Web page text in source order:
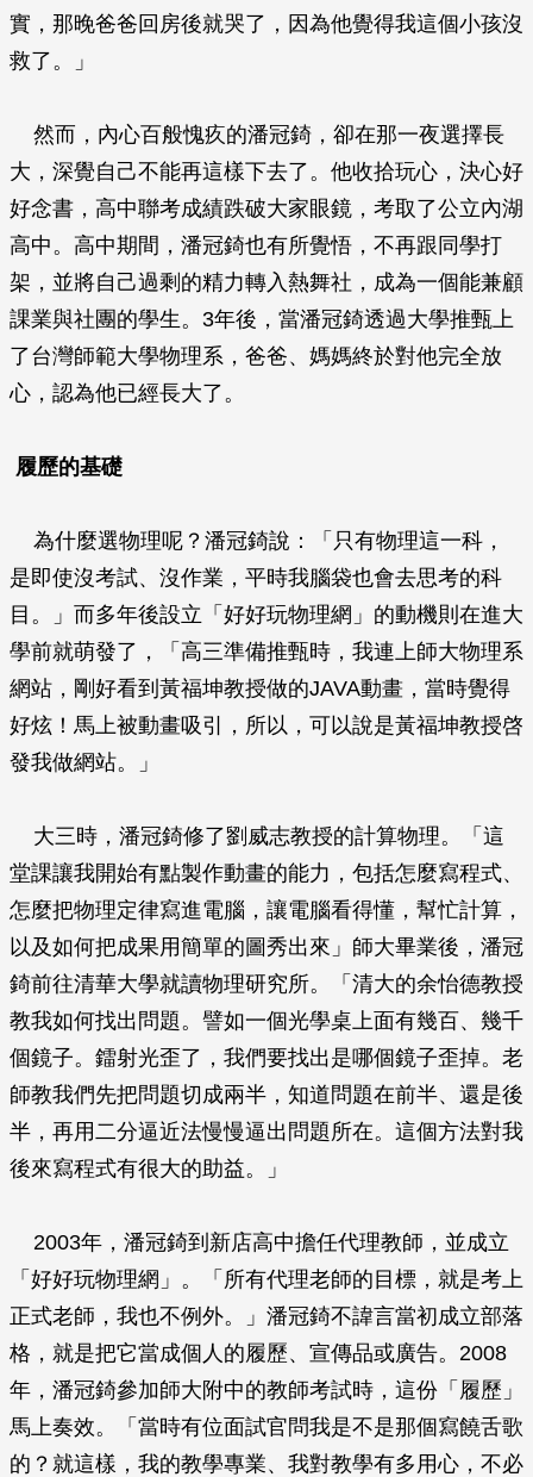
實，那晚爸爸回房後就哭了，因為他覺得我這個小孩沒
救了。」
然而，內心百般愧疚的潘冠錡，卻在那一夜選擇長
大，深覺自己不能再這樣下去了。他收拾玩心，決心好
好念書，高中聯考成績跌破大家眼鏡，考取了公立內湖
高中。高中期間，潘冠錡也有所覺悟，不再跟同學打
架，並將自己過剩的精力轉入熱舞社，成為一個能兼顧
課業與社團的學生。3年後，當潘冠錡透過大學推甄上
了台灣師範大學物理系，爸爸、媽媽終於對他完全放
心，認為他已經長大了。
履歷的基礎
為什麼選物理呢？潘冠錡說：「只有物理這一科，
是即使沒考試、沒作業，平時我腦袋也會去思考的科
目。」而多年後設立「好好玩物理網」的動機則在進大
學前就萌發了，「高三準備推甄時，我連上師大物理系
網站，剛好看到黃福坤教授做的JAVA動畫，當時覺得
好炫！馬上被動畫吸引，所以，可以說是黃福坤教授啓
發我做網站。」
大三時，潘冠錡修了劉威志教授的計算物理。「這
堂課讓我開始有點製作動畫的能力，包括怎麼寫程式、
怎麼把物理定律寫進電腦，讓電腦看得懂，幫忙計算，
以及如何把成果用簡單的圖秀出來」師大畢業後，潘冠
錡前往清華大學就讀物理研究所。「清大的余怡德教授
教我如何找出問題。譬如一個光學桌上面有幾百、幾千
個鏡子。鐳射光歪了，我們要找出是哪個鏡子歪掉。老
師教我們先把問題切成兩半，知道問題在前半、還是後
半，再用二分逼近法慢慢逼出問題所在。這個方法對我
後來寫程式有很大的助益。」
2003年，潘冠錡到新店高中擔任代理教師，並成立
「好好玩物理網」。「所有代理老師的目標，就是考上
正式老師，我也不例外。」潘冠錡不諱言當初成立部落
格，就是把它當成個人的履歷、宣傳品或廣告。2008
年，潘冠錡參加師大附中的教師考試時，這份「履歷」
馬上奏效。「當時有位面試官問我是不是那個寫饒舌歌
的？就這樣，我的教學專業、我對教學有多用心，不必